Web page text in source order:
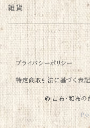
雑貨
プライバシーポリシー
特定商取引法に基づく表記
© 古布・和布の